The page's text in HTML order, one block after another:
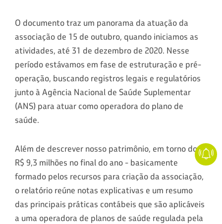
O documento traz um panorama da atuação da
associação de 15 de outubro, quando iniciamos as
atividades, até 31 de dezembro de 2020. Nesse
período estávamos em fase de estruturação e pré-
operação, buscando registros legais e regulatórios
junto à Agência Nacional de Saúde Suplementar
(ANS) para atuar como operadora do plano de
saúde.
Além de descrever nosso patrimônio, em torno dos
R$ 9,3 milhões no final do ano - basicamente
formado pelos recursos para criação da associação,
o relatório reúne notas explicativas e um resumo
das principais práticas contábeis que são aplicáveis
a uma operadora de planos de saúde regulada pela